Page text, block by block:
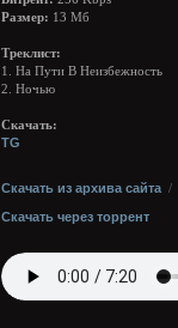
Размер: 13 Мб
Треклист:
1. На Пути В Неизбежность
2. Ночью
Скачать:
TG
Скачать из архива сайта /
Скачать через торрент